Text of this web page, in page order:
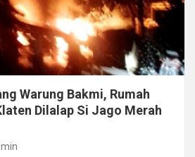
Warung Bakmi, Rumah
Dilalap Si Jago Merah